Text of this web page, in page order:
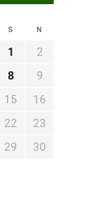
S N
1
2
8
9
15
16
22
23
29
30